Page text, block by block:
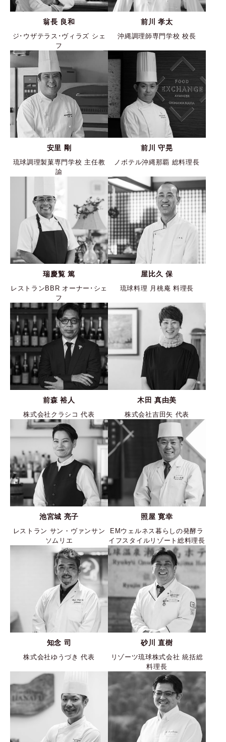
翁長 良和
ジ･ウザテラス･ヴィラズ シェ
フ
前川 孝太
沖縄調理師専門学校 校長
安里 剛
琉球調理製菓専門学校 主任教
諭
前川 守晃
ノボテル沖縄那覇 総料理長
瑞慶覧 篤
レストランBBR オーナー･シェ
フ
屋比久 保
琉球料理 月桃庵 料理長
前森 裕人
株式会社クラシコ 代表
木田 真由美
株式会社吉田矢 代表
池宮城 亮子
レストラン サン・ヴァンサン
ソムリエ
照屋 寛幸
EMウェルネス暮らしの発酵ラ
イフスタイルリゾート総料理長
知念 司
株式会社ゆうづき 代表
砂川 直樹
リゾーツ琉球株式会社 統括総
料理長